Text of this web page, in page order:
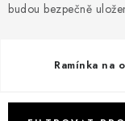
budou bezpečně
Ramínka na